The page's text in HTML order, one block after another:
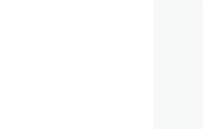
exceptionnel,